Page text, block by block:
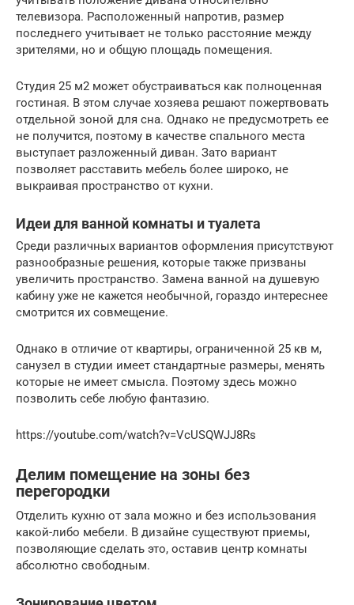
телевизора. Расположенный напротив, размер
последнего учитывает не только расстояние между
зрителями, но и общую площадь помещения.
Студия 25 м2 может обустраиваться как полноценная
гостиная. В этом случае хозяева решают пожертвовать
отдельной зоной для сна. Однако не предусмотреть ее
не получится, поэтому в качестве спального места
выступает разложенный диван. Зато вариант
позволяет расставить мебель более широко, не
выкраивая пространство от кухни.
Идеи для ванной комнаты и туалета
Среди различных вариантов оформления присутствуют
разнообразные решения, которые также призваны
увеличить пространство. Замена ванной на душевую
кабину уже не кажется необычной, гораздо интереснее
смотрится их совмещение.
Однако в отличие от квартиры, ограниченной 25 кв м,
санузел в студии имеет стандартные размеры, менять
которые не имеет смысла. Поэтому здесь можно
позволить себе любую фантазию.
https://youtube.com/watch?v=VcUSQWJJ8Rs
Делим помещение на зоны без
перегородки
Отделить кухню от зала можно и без использования
какой-либо мебели. В дизайне существуют приемы,
позволяющие сделать это, оставив центр комнаты
абсолютно свободным.